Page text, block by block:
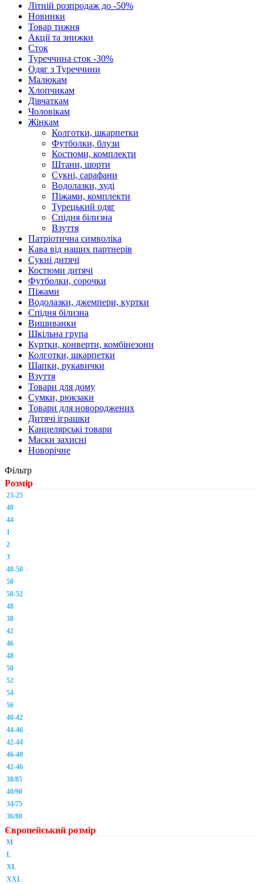
Літній розпродаж до -50%
Новинки
Товар тижня
Акції та знижки
Сток
Туреччина сток -30%
Одяг з Туреччини
Малюкам
Хлопчикам
Дівчаткам
Чоловікам
Жінкам
Колготки, шкарпетки
Футболки, блузи
Костюми, комплекти
Штани, шорти
Сукні, сарафани
Водолазки, худі
Піжами, комплекти
Турецький одяг
Спідня білизна
Взуття
Патріотична символіка
Кава від наших партнерів
Сукні дитячі
Костюми дитячі
Футболки, сорочки
Піжами
Водолазки, джемпери, куртки
Спідня білизна
Вишиванки
Шкільна група
Куртки, конверти, комбінезони
Колготки, шкарпетки
Шапки, рукавички
Взуття
Товари для дому
Сумки, рюкзаки
Товари для новороджених
Дитячі іграшки
Канцелярські товари
Маски захисні
Новорічне
Фільтр
Розмір
23-25
40
44
1
2
3
48-50
50
50-52
48
38
42
46
48
50
52
54
56
40-42
44-46
42-44
46-48
42-46
38/85
40/90
34/75
36/80
Європейський розмір
M
L
XL
XXL